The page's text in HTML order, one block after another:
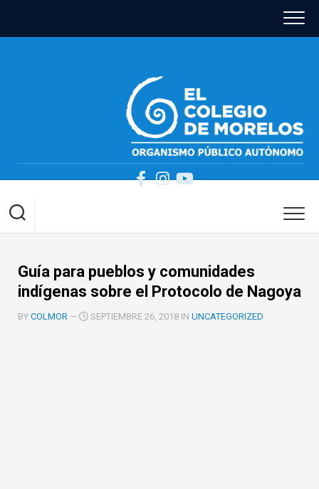
content
Guía para pueblos y comunidades
indígenas sobre el Protocolo de Nagoya
BY COLMOR — SEPTIEMBRE 26, 2018 IN UNCATEGORIZED